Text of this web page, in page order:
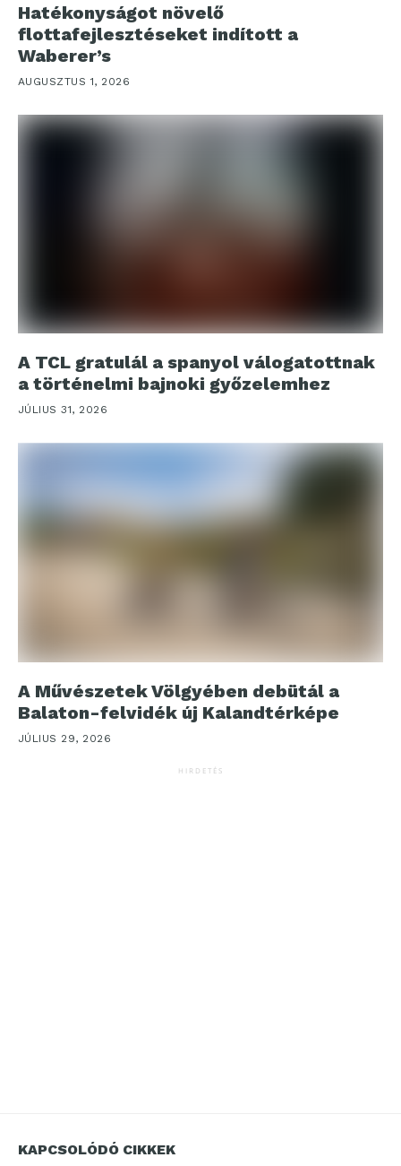
Hatékonyságot növelő
flottafejlesztéseket indított a
Waberer’s
AUGUSZTUS 1, 2026
A TCL gratulál a spanyol válogatottnak
a történelmi bajnoki győzelemhez
JÚLIUS 31, 2026
A Művészetek Völgyében debütál a
Balaton-felvidék új Kalandtérképe
JÚLIUS 29, 2026
HIRDETÉS
KAPCSOLÓDÓ CIKKEK